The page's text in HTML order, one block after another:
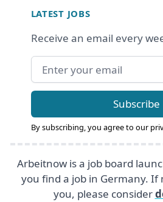
LATEST JOBS
Receive an email every
Email address
Subscribe
By subscribing, you agree to our
Arbeitnow is a job board
you find a job in Germany. If
you, please consider